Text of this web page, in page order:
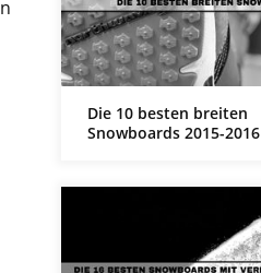
Die 10 besten breiten
Snowboards 2015-2016